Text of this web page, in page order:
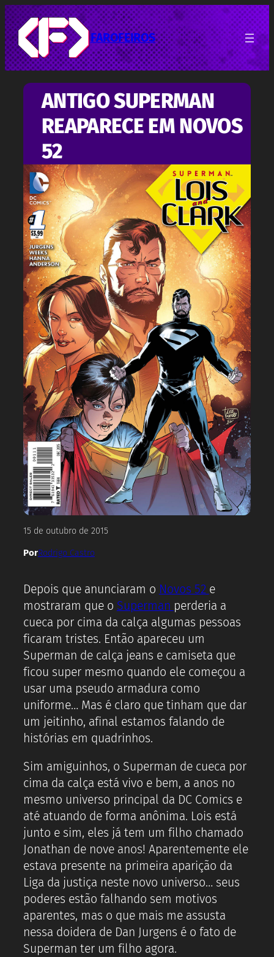
Pular
para
o
conteúdo
FAROFEIROS
ANTIGO SUPERMAN
REAPARECE EM NOVOS
52
15 de outubro de 2015
PorRodrigo Castro
Depois que anunciaram o Novos 52 e
mostraram que o Superman perderia a
cueca por cima da calça algumas pessoas
ficaram tristes. Então apareceu um
Superman de calça jeans e camiseta que
ficou super mesmo quando ele começou a
usar uma pseudo armadura como
uniforme… Mas é claro que tinham que dar
um jeitinho, afinal estamos falando de
histórias em quadrinhos.
Sim amiguinhos, o Superman de cueca por
cima da calça está vivo e bem, a anos no
mesmo universo principal da DC Comics e
até atuando de forma anônima. Lois está
junto e sim, eles já tem um filho chamado
Jonathan de nove anos! Aparentemente ele
estava presente na primeira aparição da
Liga da justiça neste novo universo… seus
poderes estão falhando sem motivos
aparentes, mas o que mais me assusta
nessa doidera de Dan Jurgens é o fato de
Superman ter um filho agora.